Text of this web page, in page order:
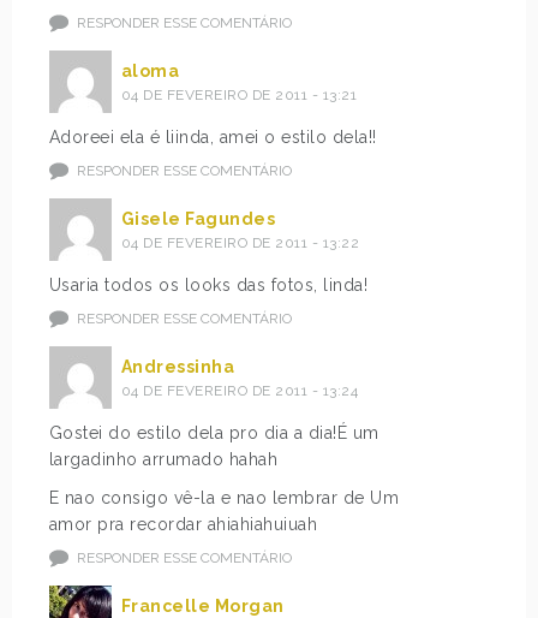
RESPONDER ESSE COMENTÁRIO
aloma
04 DE FEVEREIRO DE 2011 - 13:21
Adoreei ela é liinda, amei o estilo dela!!
RESPONDER ESSE COMENTÁRIO
Gisele Fagundes
04 DE FEVEREIRO DE 2011 - 13:22
Usaria todos os looks das fotos, linda!
RESPONDER ESSE COMENTÁRIO
Andressinha
04 DE FEVEREIRO DE 2011 - 13:24
Gostei do estilo dela pro dia a dia!É um
largadinho arrumado hahah
E nao consigo vê-la e nao lembrar de Um
amor pra recordar ahiahiahuiuah
RESPONDER ESSE COMENTÁRIO
Francelle Morgan